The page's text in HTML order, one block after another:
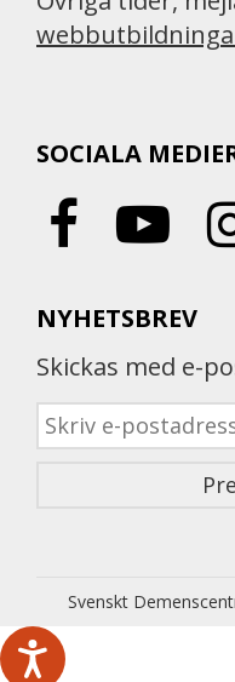
SOCIALA
NYHETSBREV
Skickas med e-
Svenskt